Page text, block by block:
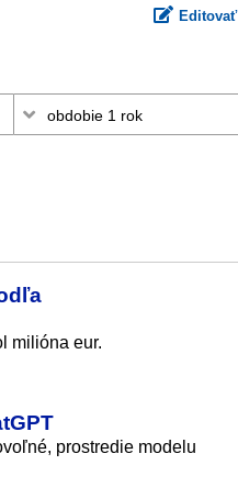
Editovať
milióna eur.
prostredie modelu